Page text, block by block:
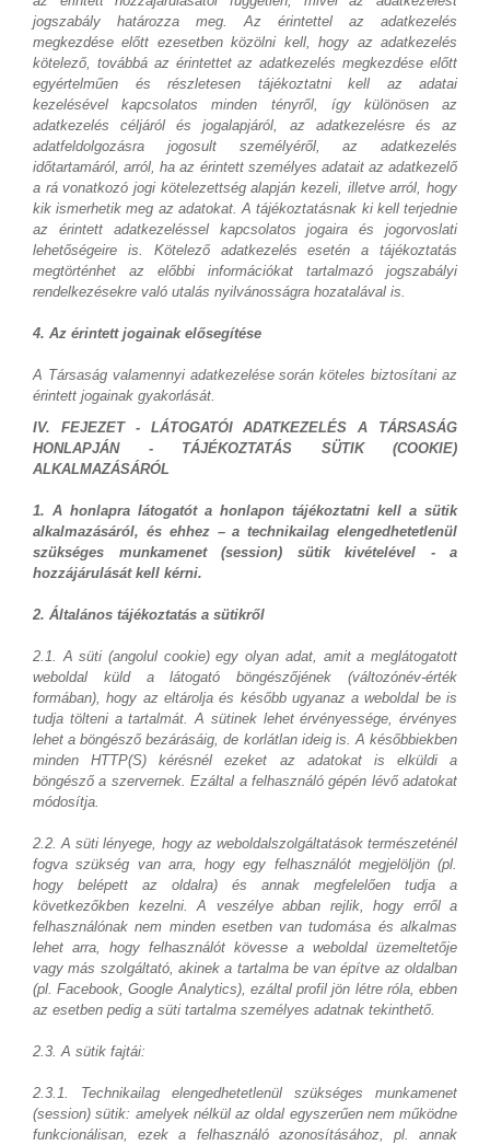
jogszabály határozza meg. Az érintettel az adatkezelés
megkezdése előtt ezesetben közölni kell, hogy az adatkezelés
kötelező, továbbá az érintettet az adatkezelés megkezdése előtt
egyértelműen és részletesen tájékoztatni kell az adatai
kezelésével kapcsolatos minden tényről, így különösen az
adatkezelés céljáról és jogalapjáról, az adatkezelésre és az
adatfeldolgozásra jogosult személyéről, az adatkezelés
időtartamáról, arról, ha az érintett személyes adatait az adatkezelő
a rá vonatkozó jogi kötelezettség alapján kezeli, illetve arról, hogy
kik ismerhetik meg az adatokat. A tájékoztatásnak ki kell terjednie
az érintett adatkezeléssel kapcsolatos jogaira és jogorvoslati
lehetőségeire is. Kötelező adatkezelés esetén a tájékoztatás
megtörténhet az előbbi információkat tartalmazó jogszabályi
rendelkezésekre való utalás nyilvánosságra hozatalával is.
4. Az érintett jogainak elősegítése
A Társaság valamennyi adatkezelése során köteles biztosítani az
érintett jogainak gyakorlását.
IV. FEJEZET - LÁTOGATÓI ADATKEZELÉS A TÁRSASÁG
HONLAPJÁN - TÁJÉKOZTATÁS SÜTIK (COOKIE)
ALKALMAZÁSÁRÓL
1. A honlapra látogatót a honlapon tájékoztatni kell a sütik
alkalmazásáról, és ehhez – a technikailag elengedhetetlenül
szükséges munkamenet (session) sütik kivételével - a
hozzájárulását kell kérni.
2. Általános tájékoztatás a sütikről
2.1. A süti (angolul cookie) egy olyan adat, amit a meglátogatott
weboldal küld a látogató böngészőjének (változónév-érték
formában), hogy az eltárolja és később ugyanaz a weboldal be is
tudja tölteni a tartalmát. A sütinek lehet érvényessége, érvényes
lehet a böngésző bezárásáig, de korlátlan ideig is. A későbbiekben
minden HTTP(S) kérésnél ezeket az adatokat is elküldi a
böngésző a szervernek. Ezáltal a felhasználó gépén lévő adatokat
módosítja.
2.2. A süti lényege, hogy az weboldalszolgáltatások természeténél
fogva szükség van arra, hogy egy felhasználót megjelöljön (pl.
hogy belépett az oldalra) és annak megfelelően tudja a
következőkben kezelni. A veszélye abban rejlik, hogy erről a
felhasználónak nem minden esetben van tudomása és alkalmas
lehet arra, hogy felhasználót kövesse a weboldal üzemeltetője
vagy más szolgáltató, akinek a tartalma be van építve az oldalban
(pl. Facebook, Google Analytics), ezáltal profil jön létre róla, ebben
az esetben pedig a süti tartalma személyes adatnak tekinthető.
2.3. A sütik fajtái:
2.3.1. Technikailag elengedhetetlenül szükséges munkamenet
(session) sütik: amelyek nélkül az oldal egyszerűen nem működne
funkcionálisan, ezek a felhasználó azonosításához, pl. annak